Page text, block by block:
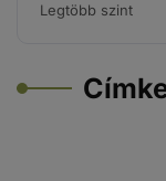
Legtöbb szint